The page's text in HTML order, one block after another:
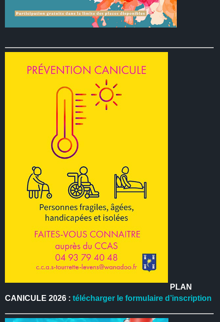
PLAN
CANICULE 2026 :télécharger le formulaire d’inscription